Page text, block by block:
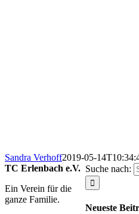
Sandra Verhoff2019-05-
Suche nach:
Neueste
TC Erlenbach e.V.
Ein Verein für die
ganze Familie.